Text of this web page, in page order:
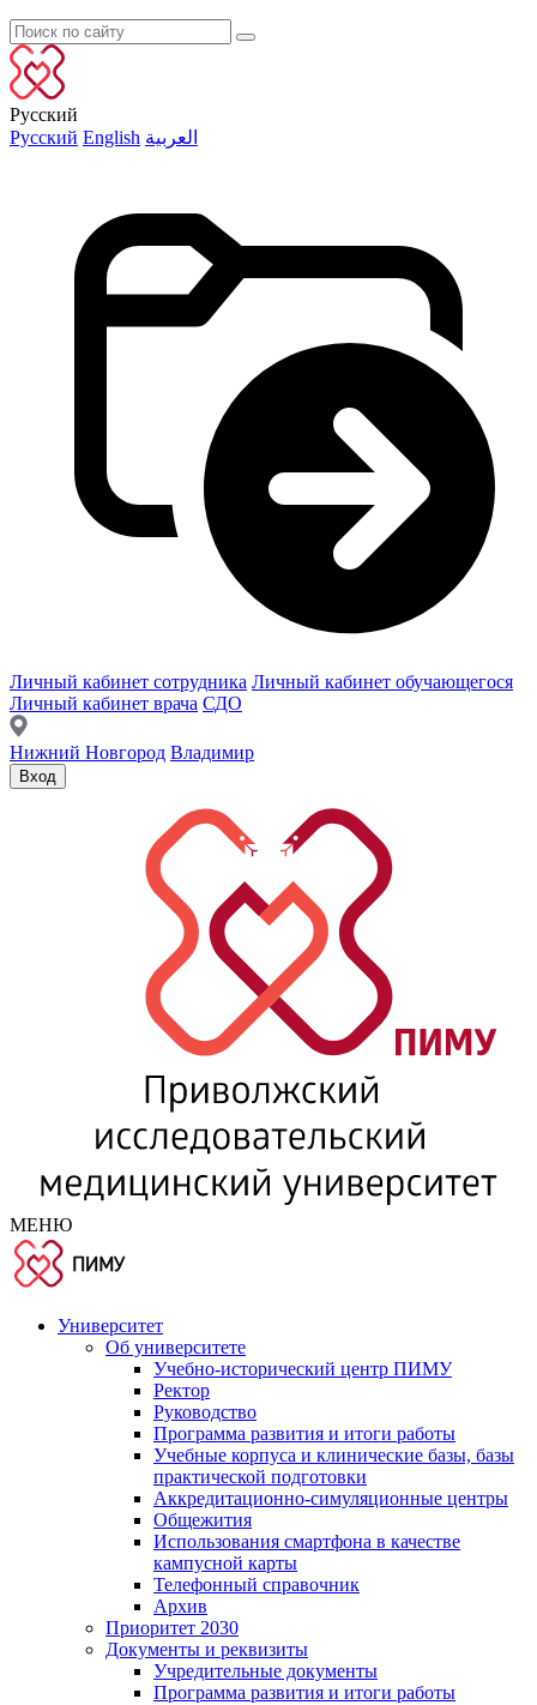
Русский
Русский English العربية
Личный кабинет сотрудника Личный кабинет обучающегося
Личный кабинет врача СДО
Нижний Новгород Владимир
Вход
МЕНЮ
Университет
Об университете
Учебно-исторический центр ПИМУ
Ректор
Руководство
Программа развития и итоги работы
Учебные корпуса и клинические базы, базы
практической подготовки
Аккредитационно-симуляционные центры
Общежития
Использования смартфона в качестве
кампусной карты
Телефонный справочник
Архив
Приоритет 2030
Документы и реквизиты
Учредительные документы
Программа развития и итоги работы